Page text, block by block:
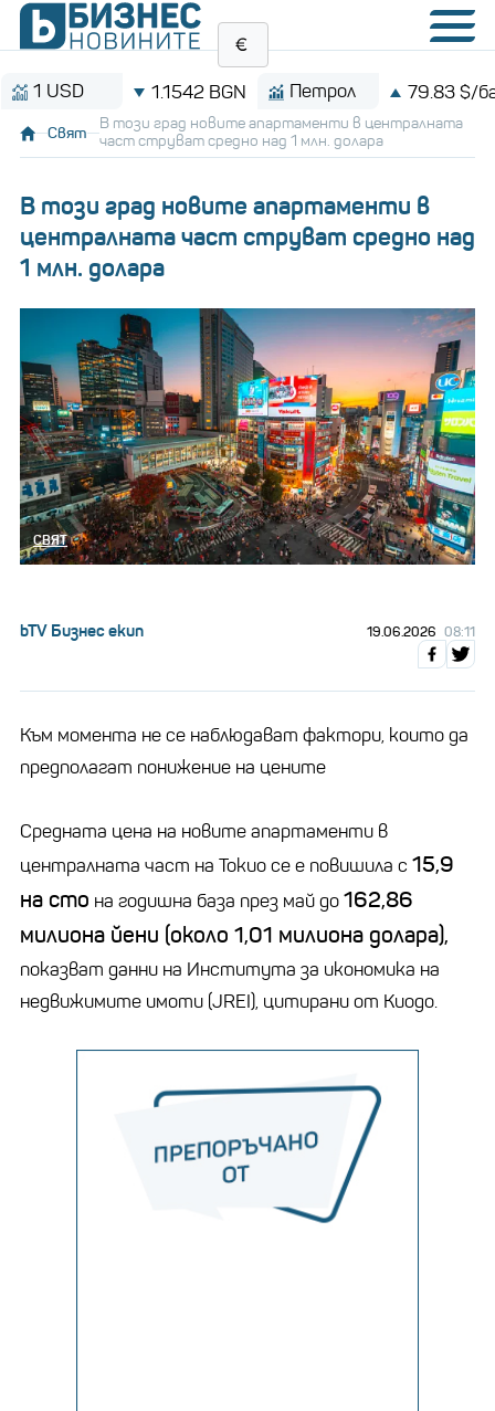
1.1542 BGN Петрол 79.83 $/барел
Свят
В този град новите апартаменти в централната
част струват средно над 1 млн. долара
В този град новите апартаменти в
централната част струват средно над
1 млн. долара
СВЯТ
bTV Бизнес екип 19.06.2026 08:11
Към момента не се наблюдават фактори, които да
предполагат понижение на цените
Средната цена на новите апартаменти в
централната част на Токио се е повишила с 15,9
на сто на годишна база през май до162,86
милиона йени (около 1,01 милиона долара),
показват данни на Института за икономика на
недвижимите имоти (JREI), цитирани от Киодо.